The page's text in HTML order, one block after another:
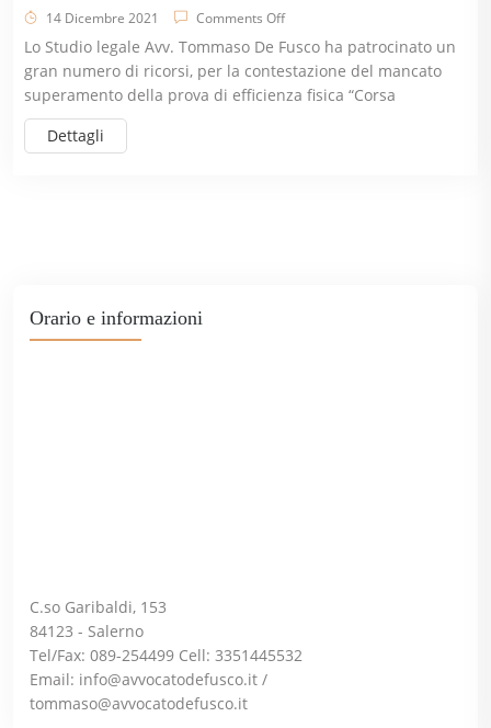
14 Dicembre 2021 Comments Off
Lo Studio legale Avv. Tommaso De Fusco ha patrocinato un
gran numero di ricorsi, per la contestazione del mancato
superamento della prova di efficienza fisica “Corsa
Dettagli
Orario e informazioni
C.so Garibaldi, 153
84123 - Salerno
Tel/Fax: 089-254499 Cell: 3351445532
Email: info@avvocatodefusco.it /
tommaso@avvocatodefusco.it